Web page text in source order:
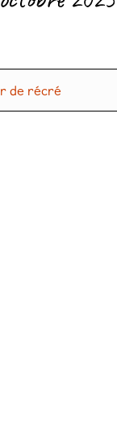
de récré